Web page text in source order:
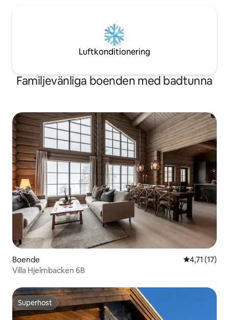
Luftkonditionering
Familjevänliga boenden med badtunna
Boende 4,71 av 5 i
4,71 (17)
Villa Hjelmbacken 6B
Superhost
Superhost